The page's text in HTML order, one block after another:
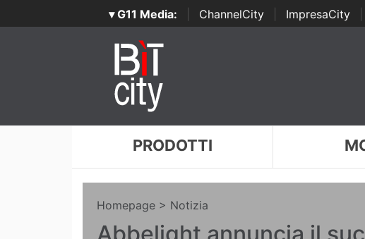
▾ G11 Media: ChannelCity ImpresaCity
PRODOTTI
Homepage > Notizia